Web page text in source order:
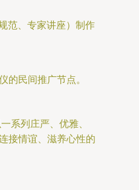
范、专家讲座）制作
的民间推广节点。
系列庄严、优雅、
接情谊、滋养心性的